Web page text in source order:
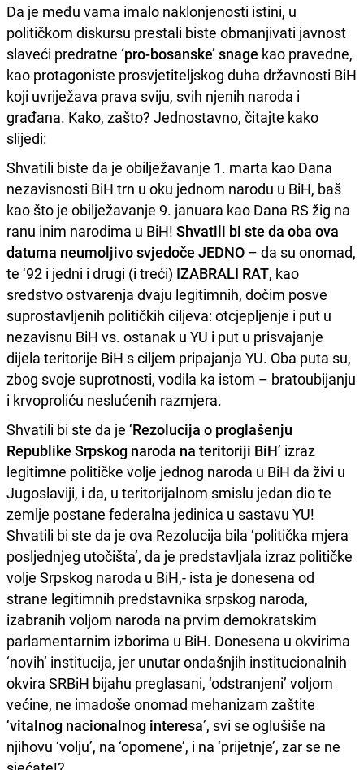
Da je među vama imalo naklonjenosti istini, u
političkom diskursu prestali biste obmanjivati javnost
slaveći predratne ‘pro-bosanske’ snage kao pravedne,
kao protagoniste prosvjetiteljskog duha državnosti BiH
koji uvriježava prava sviju, svih njenih naroda i
građana. Kako, zašto? Jednostavno, čitajte kako
slijedi:
Shvatili biste da je obilježavanje 1. marta kao Dana
nezavisnosti BiH trn u oku jednom narodu u BiH, baš
kao što je obilježavanje 9. januara kao Dana RS žig na
ranu inim narodima u BiH! Shvatili bi ste da oba ova
datuma neumoljivo svjedoče JEDNO – da su onomad,
te ‘92 i jedni i drugi (i treći) IZABRALI RAT, kao
sredstvo ostvarenja dvaju legitimnih, dočim posve
suprostavljenih političkih ciljeva: otcjepljenje i put u
nezavisnu BiH vs. ostanak u YU i put u prisvajanje
dijela teritorije BiH s ciljem pripajanja YU. Oba puta su,
zbog svoje suprotnosti, vodila ka istom – bratoubijanju
i krvoproliću neslućenih razmjera.
Shvatili bi ste da je ‘Rezolucija o proglašenju
Republike Srpskog naroda na teritoriji BiH’ izraz
legitimne političke volje jednog naroda u BiH da živi u
Jugoslaviji, i da, u teritorijalnom smislu jedan dio te
zemlje postane federalna jedinica u sastavu YU!
Shvatili bi ste da je ova Rezolucija bila ‘politička mjera
posljednjeg utočišta’, da je predstavljala izraz političke
volje Srpskog naroda u BiH,- ista je donesena od
strane legitimnih predstavnika srpskog naroda,
izabranih voljom naroda na prvim demokratskim
parlamentarnim izborima u BiH. Donesena u okvirima
‘novih’ institucija, jer unutar ondašnjih institucionalnih
okvira SRBiH bijahu preglasani, ‘odstranjeni’ voljom
većine, ne imadoše onomad mehanizam zaštite
‘vitalnog nacionalnog interesa’, svi se oglušiše na
njihovu ‘volju’, na ‘opomene’, i na ‘prijetnje’, zar se ne